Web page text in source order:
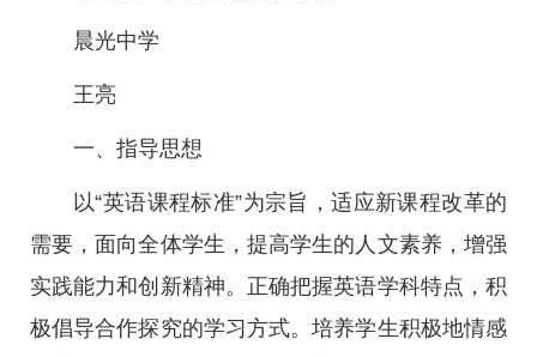
晨光中学
王亮
一、指导思想
以“英语课程标准”为宗旨，适应新课程改革的
需要，面向全体学生，提高学生的人文素养，增强
实践能力和创新精神。正确把握英语学科特点，积
极倡导合作探究的学习方式。培养学生积极地情感